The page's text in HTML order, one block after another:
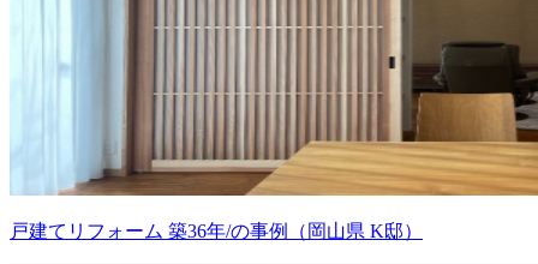
戸建てリフォーム 築36年/の事例（岡山県 K邸）